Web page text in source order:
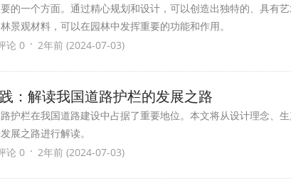
的一个方面。通过精心规划和设计，可以创造出独特的、具有艺
景观材料，可以在园林中发挥重要的功能和作用。
论 0 · 2年前 (2024-07-03)
：解读我国道路护栏的发展之路
护栏在我国道路建设中占据了重要地位。本文将从设计理念、
展之路进行解读。
论 0 · 2年前 (2024-07-03)